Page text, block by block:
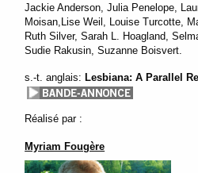
Jackie Anderson, Julia Penelope,
Moisan,Lise Weil, Louise Turcotte,
Ruth Silver, Sarah L. Hoagland,
Sudie Rakusin, Suzanne Boisvert.
s.-t. anglais: Lesbiana: A Parallel
Réalisé par :
Myriam Fougère